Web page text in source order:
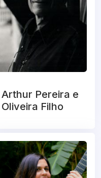
Arthur Pereira e
Oliveira Filho